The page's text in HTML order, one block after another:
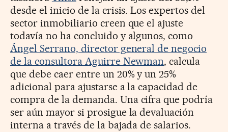
desde el inicio de la crisis. Los expertos del
sector inmobiliario creen que el ajuste
todavía no ha concluido y algunos, como
Ángel Serrano, director general de negocio
de la consultora Aguirre Newman, calcula
que debe caer entre un 20% y un 25%
adicional para ajustarse a la capacidad de
compra de la demanda. Una cifra que podría
ser aún mayor si prosigue la devaluación
interna a través de la bajada de salarios.